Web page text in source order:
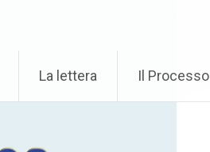
La lettera Il Processo